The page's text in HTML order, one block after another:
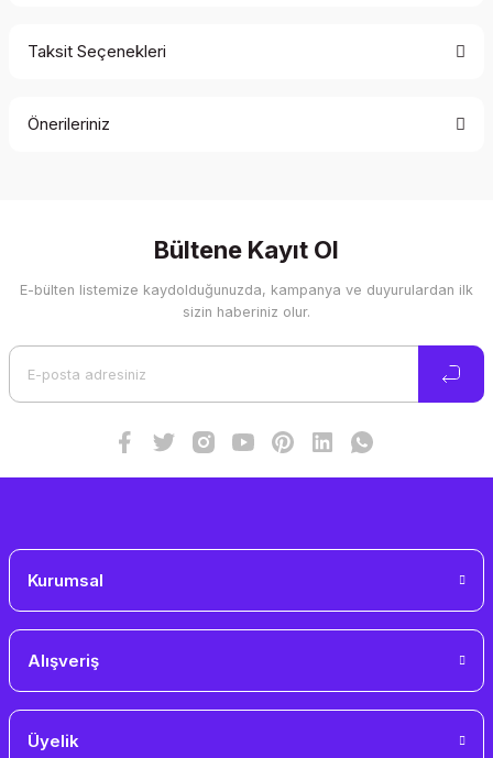
Taksit Seçenekleri
Önerileriniz
Görüş ve önerileriniz için teşekkür ederiz.
Ürün resmi kalitesiz, bozuk veya görüntülenemiyor.
Bültene Kayıt Ol
E-bülten listemize kaydolduğunuzda, kampanya ve duyurulardan ilk
sizin haberiniz olur.
Kurumsal
Alışveriş
Üyelik